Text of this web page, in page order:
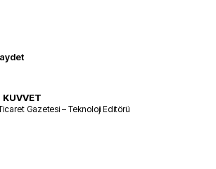
KUVVET
Gazetesi – Teknoloji Editörü